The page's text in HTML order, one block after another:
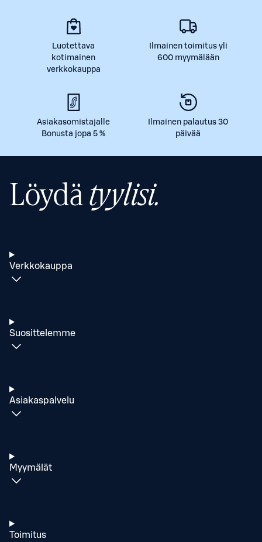
Luotettava
kotimainen
verkkokauppa
Ilmainen toimitus yli
600 myymälään
Asiakasomistajalle
Bonusta jopa 5 %
Ilmainen palautus 30
päivää
Löydätyylisi.
Verkkokauppa
Suosittelemme
Asiakaspalvelu
Myymälät
Toimitus